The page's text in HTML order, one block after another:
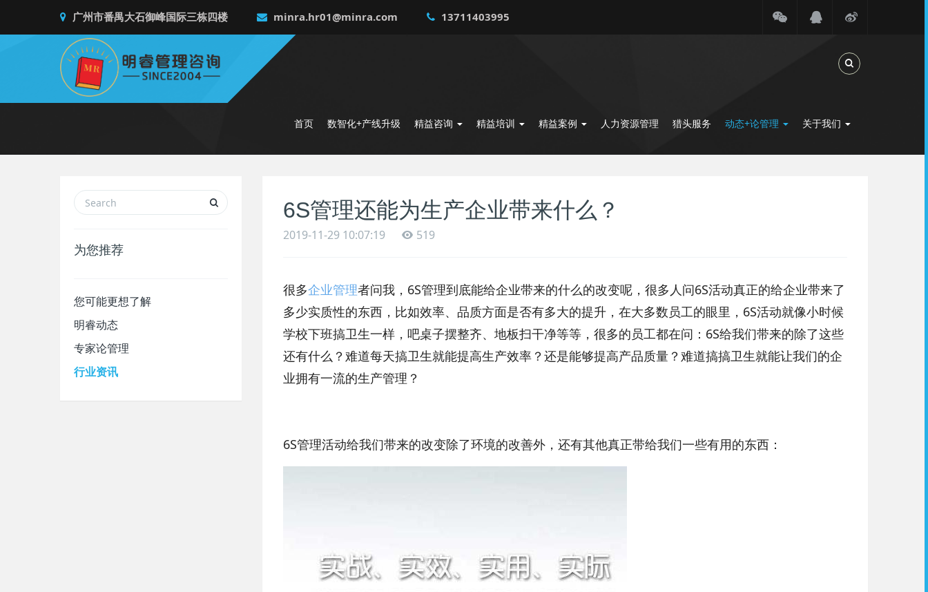
广州市番禺大石御峰国际三栋四楼 minra.hr01@minra.com 13711403995
Toggle Search
首页 数智化+产线升级 精益咨询 精益培训 精益案例 人力资源管理 猎头服务 动态+论管理 关于我们
为您推荐
您可能更想了解
明睿动态
专家论管理
行业资讯
6S管理还能为生产企业带来什么？
2019-11-29 10:07:19 519
很多企业管理者问我，6S管理到底能给企业带来的什么的改变呢，很多人问6S活动真正的给企业带来了
多少实质性的东西，比如效率、品质方面是否有多大的提升，在大多数员工的眼里，6S活动就像小时候
学校下班搞卫生一样，吧桌子摆整齐、地板扫干净等等，很多的员工都在问：6S给我们带来的除了这些
还有什么？难道每天搞卫生就能提高生产效率？还是能够提高产品质量？难道搞搞卫生就能让我们的企
业拥有一流的生产管理？
6S管理活动给我们带来的改变除了环境的改善外，还有其他真正带给我们一些有用的东西：